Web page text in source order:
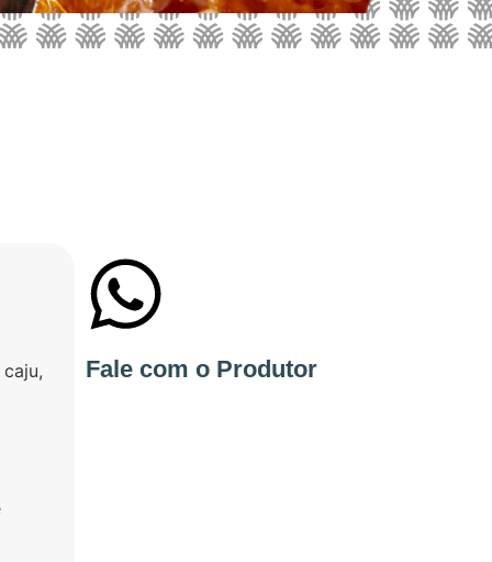
Fale com o Produtor